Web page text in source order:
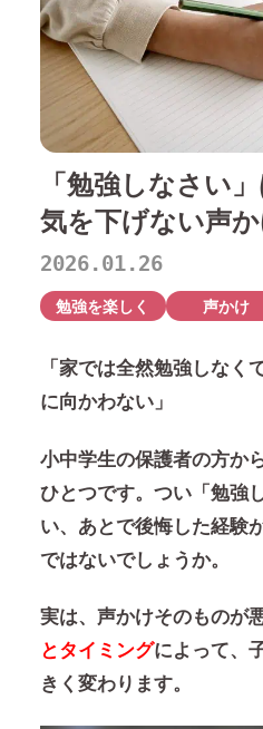
「勉強しなさい
気を下げない声
2026.01.26
勉強を楽しく 声かけ
「家では全然勉強しな
に向かわない」
小中学生の保護者の方か
ひとつです。つい「勉強
い、あとで後悔した経験
ではないでしょうか。
実は、声かけそのものが
とタイミングによって、
きく変わります。